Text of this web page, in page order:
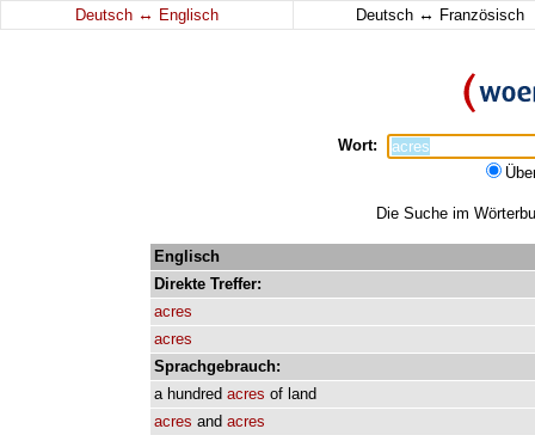
Deutsch ↔ Englisch Deutsch ↔ Französisch
Wort:
Die Suche im
Englisch
Direkte Treffer:
acres
acres
Sprachgebrauch:
a hundred acres of land
acres and acres